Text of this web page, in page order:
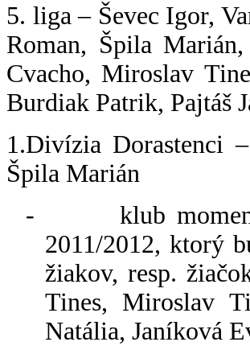
5. liga – Ševec Igor,
Roman, Špila
Cvacho, Miroslav
Burdiak Patrik, Pajtáš
1.Divízia Dorastenci
Špila Marián
-
klub
2011/2012, ktorý
žiakov, resp.
Tines, Miroslav
Natália, Janíková